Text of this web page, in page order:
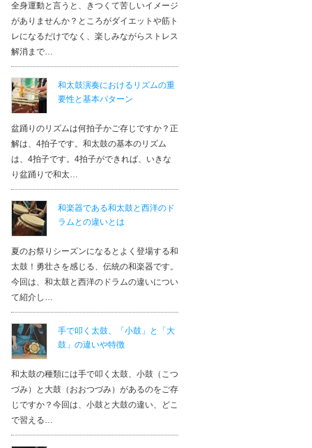
全身運動と言うと、きつくて苦しいイメージ
がありませんか？ところがダイエットや筋ト
レになるだけでなく、楽しみながらストレス
解消まで…
和太鼓演奏におけるリズムの重
要性と基本パターン
盆踊りのリズムは何拍子かご存じですか？正
解は、4拍子です。和太鼓の基本のリズム
は、4拍子です。4拍子ができれば、いきな
り盆踊りで和太…
和楽器である和太鼓と西洋のド
ラムとの違いとは
夏のお祭りシーズンになるとよく登場する和
太鼓！勇壮さを感じる、伝統の和楽器です。
今回は、和太鼓と西洋のドラムの違いについ
て紹介し…
手で叩く太鼓、「小鼓」と「大
鼓」の違いや特徴
和太鼓の種類には手で叩く太鼓、小鼓（こつ
づみ）と大鼓（おおつづみ）があるのをご存
じですか？今回は、小鼓と大鼓の違い、どこ
で習える…